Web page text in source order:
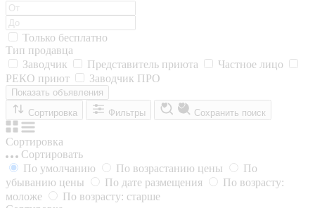
Только бесплатно
Тип продавца
Заводчик
Представитель приюта
Частное лицо
РЕКО приют
Заводчик ПРО
Показать объявления
Сортировка
Фильтры Сохранить поиск
Сортировка
Сортировать
По умолчанию
По возрастанию цены
По
убыванию цены
По дате размещения
По возрасту:
моложе
По возрасту: старше